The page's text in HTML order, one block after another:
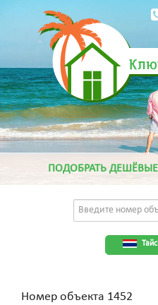
ПОДОБРАТЬ
Номер объекта 1452